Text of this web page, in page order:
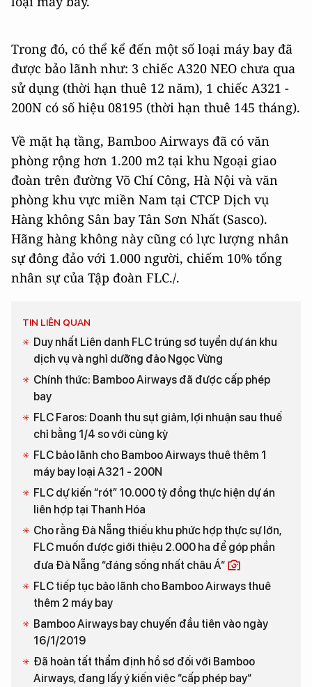
Trong đó, có thể kể đến một số loại máy bay đã
được bảo lãnh như: 3 chiếc A320 NEO chưa qua
sử dụng (thời hạn thuê 12 năm), 1 chiếc A321 -
200N có số hiệu 08195 (thời hạn thuê 145 tháng).
Về mặt hạ tầng, Bamboo Airways đã có văn
phòng rộng hơn 1.200 m2 tại khu Ngoại giao
đoàn trên đường Võ Chí Công, Hà Nội và văn
phòng khu vực miền Nam tại CTCP Dịch vụ
Hàng không Sân bay Tân Sơn Nhất (Sasco).
Hãng hàng không này cũng có lực lượng nhân
sự đông đảo với 1.000 người, chiếm 10% tổng
nhân sự của Tập đoàn FLC./.
TIN LIÊN QUAN
Duy nhất Liên danh FLC trúng sơ tuyển dự án khu
dịch vụ và nghỉ dưỡng đảo Ngọc Vừng
Chính thức: Bamboo Airways đã được cấp phép
bay
FLC Faros: Doanh thu sụt giảm, lợi nhuận sau thuế
chỉ bằng 1/4 so với cùng kỳ
FLC bảo lãnh cho Bamboo Airways thuê thêm 1
máy bay loại A321 - 200N
FLC dự kiến “rót” 10.000 tỷ đồng thực hiện dự án
liên hợp tại Thanh Hóa
Cho rằng Đà Nẵng thiếu khu phức hợp thực sự lớn,
FLC muốn được giới thiệu 2.000 ha để góp phần
đưa Đà Nẵng “đáng sống nhất châu Á“
FLC tiếp tục bảo lãnh cho Bamboo Airways thuê
thêm 2 máy bay
Bamboo Airways bay chuyến đầu tiên vào ngày
16/1/2019
Đã hoàn tất thẩm định hồ sơ đối với Bamboo
Airways, đang lấy ý kiến việc “cấp phép bay“